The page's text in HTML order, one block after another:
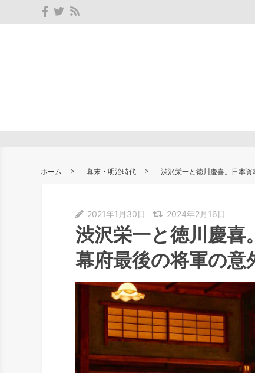
ホーム 幕末・明治時代 渋沢栄一と徳川慶喜。日本資
2021年1月30日 2024年2月16日
渋沢栄一と徳川慶喜
幕府最後の将軍の意